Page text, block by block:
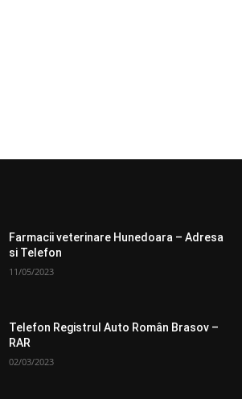
Farmacii veterinare Hunedoara – Adresa
si Telefon
11/05/2023
Telefon Registrul Auto Român Brasov –
RAR
02/03/2023